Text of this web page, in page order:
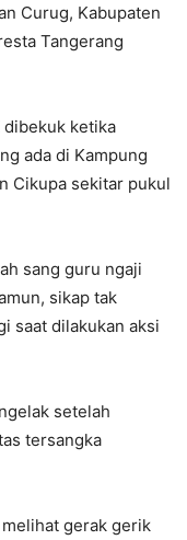
Curug, Kabupaten
Tangerang
dibekuk ketika
ada di Kampung
Cikupa sekitar pukul
sang guru ngaji
sikap tak
saat dilakukan aksi
setelah
tersangka
gerak gerik